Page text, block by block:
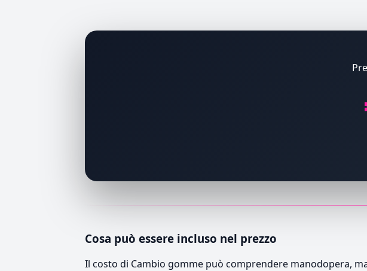
Cosa può essere incluso nel prezzo
Il costo di Cambio gomme può comprendere manodopera,